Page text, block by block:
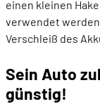
einen kleinen
verwendet
Verschleiß des
Sein Auto
günstig!